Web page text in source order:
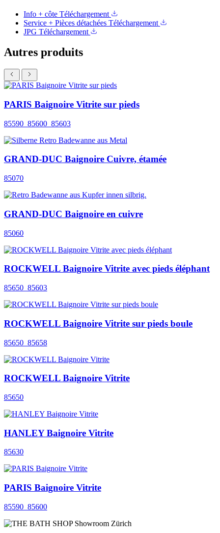
Info + côte Téléchargement
Service + Pièces détachées Téléchargement
JPG Téléchargement
Autres produits
PARIS Baignoire Vitrite sur pieds
85590_85600_85603
GRAND-DUC Baignoire Cuivre, étamée
85070
GRAND-DUC Baignoire en cuivre
85060
ROCKWELL Baignoire Vitrite avec pieds éléphant
85650_85603
ROCKWELL Baignoire Vitrite sur pieds boule
85650_85658
ROCKWELL Baignoire Vitrite
85650
HANLEY Baignoire Vitrite
85630
PARIS Baignoire Vitrite
85590_85600